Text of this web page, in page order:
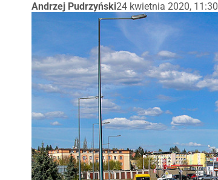
Andrzej Pudrzyński24 kwietnia 2020, 11:30